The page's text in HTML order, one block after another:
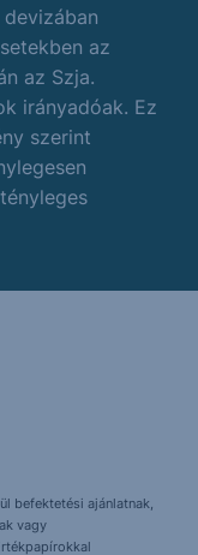
az
az Szja.
irányadóak. Ez
szerint
befektetési ajánlatnak,
vagy